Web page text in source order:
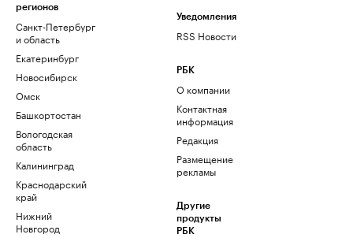
регионов
Санкт-Петербург
и область
Екатеринбург
Новосибирск
Омск
Башкортостан
Вологодская
область
Калининград
Краснодарский
край
Нижний
Новгород
Уведомления
RSS Новости
РБК
О компании
Контактная
информация
Редакция
Размещение
рекламы
Другие
продукты
РБК